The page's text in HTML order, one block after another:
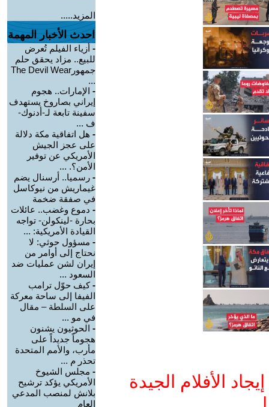
الأفلام الجيدة
المزيد.....
احدث الأخبار المهمة
- أزياء الفيلم تُعرض
للبيع.. مزاد يحقق حلم
جمهورThe Devil Wear
...
- الإمارات.. هجوم
إيراني بصاروخ يستهدف
سفينة تابعة لـ-أدنوك-
ف ...
- هل اتفاقية مكة دلالة
على عجز الجيش
الأمريكي عن توفير
الأمن؟. ...
- رسميا.. أرسنال يضم
غيماريش من نيوكاسل
في صفقة ضخمة
- دموع وغضب.. عائلات
بحارة -لينكولن- تواجه
القيادة الأمريكية: ...
- مسؤول حوثي: لا
نحتاج إلى أوامر من
إيران لشن عمليات ضد
السعود ...
-كيف حوّل ترامب
الفيفا إلى ساحة معركة
على السلطة – مقال
في مو ...
- الحوثيون يشنون
هجوماً جديداً على
مأرب، والأمم المتحدة
تحذر م ...
- مجلس الشيوخ
الأمريكي يؤكد ترشيح
بلانش لمنصب المدعي
العام